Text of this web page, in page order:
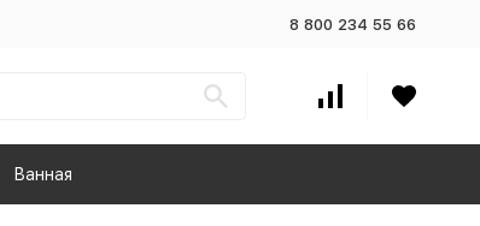
8 800 234 55 66
Ванная